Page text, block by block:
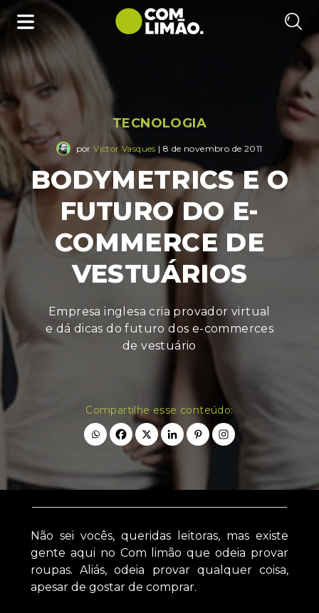
TECNOLOGIA
porVictor Vasques | 8 de novembro de 2011
BODYMETRICS E O
FUTURO DO E-
COMMERCE DE
VESTUÁRIOS
Empresa inglesa cria provador virtual
e dá dicas do futuro dos e-commerces
de vestuário
Compartilhe esse conteúdo:
Não sei vocês, queridas leitoras, mas existe
gente aqui no Com limão que odeia provar
roupas. Aliás, odeia provar qualquer coisa,
apesar de gostar de comprar.